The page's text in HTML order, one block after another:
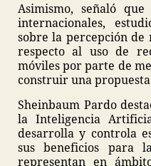
Asimismo, señaló
internacionales,
sobre la percepción
respecto al uso de
móviles por parte de
construir una
Sheinbaum Pardo
la Inteligencia
desarrolla y controla
sus beneficios para
representan en